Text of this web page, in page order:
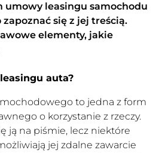
umowy leasingu samochodu
się z jej treścią.
elementy, jakie
auta?
to jedna z form
o korzystanie z rzeczy.
ją na piśmie, lecz niektóre
jej zdalne zawarcie